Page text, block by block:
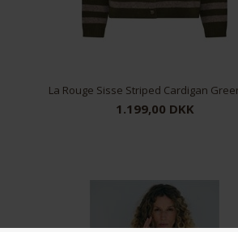
1.199,00 DKK